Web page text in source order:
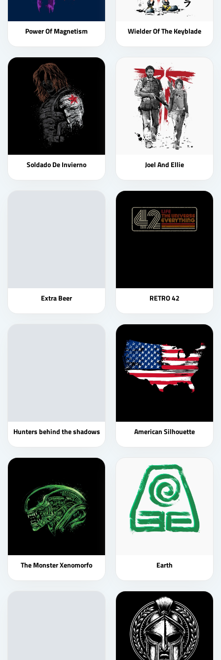
Power Of Magnetism Wielder Of The Keyblade
Soldado De Invierno Joel And Ellie
Extra Beer RETRO 42
Hunters behind the shadows American Silhouette
The Monster Xenomorfo Earth